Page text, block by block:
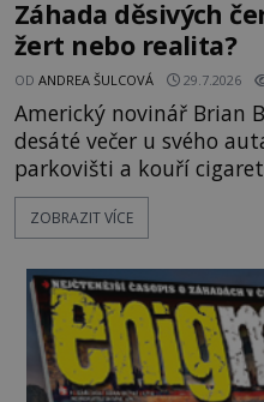
Záhada děsivých
žert nebo realita?
OD ANDREA ŠULCOVÁ 29.7.2026
Americký novinář Brian
desáté večer u svého
parkovišti a kouří
chystá se nastoupit do
mladí chlapci, kterým
pouhých několik minut
zeptá se suverénně
ZOBRAZIT VÍCE